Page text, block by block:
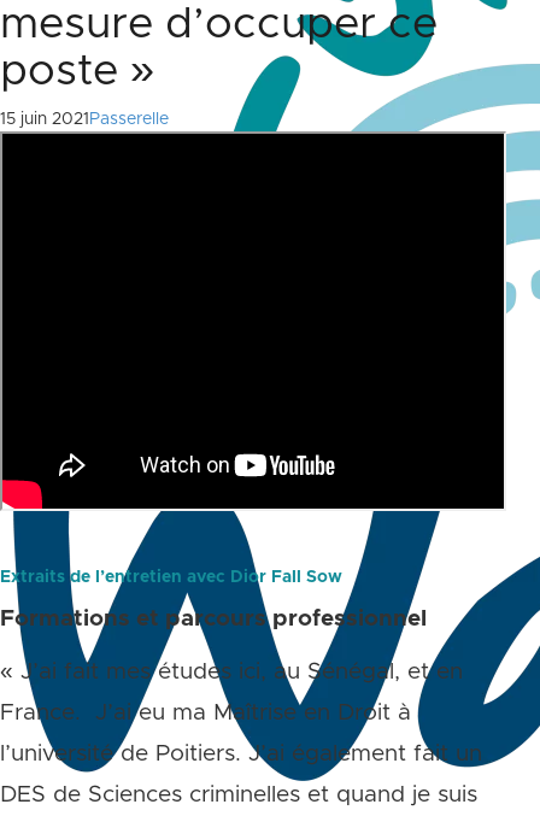
mesure d’occuper ce
poste »
15 juin 2021 Passerelle
Extraits de l’entretien avec Dior Fall Sow
Formations et parcours professionnel
« J’ai fait mes études ici, au Sénégal, et en
France. J’ai eu ma Maîtrise en Droit à
l’université de Poitiers. J’ai également fait un
DES de Sciences criminelles et quand je suis